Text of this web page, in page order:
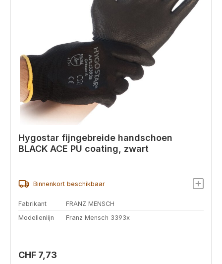
Hygostar fijngebreide handschoen
BLACK ACE PU coating, zwart
Binnenkort beschikbaar
Fabrikant
FRANZ MENSCH
Modellenlijn
Franz Mensch 3393x
Normale prijs:
CHF 7,73